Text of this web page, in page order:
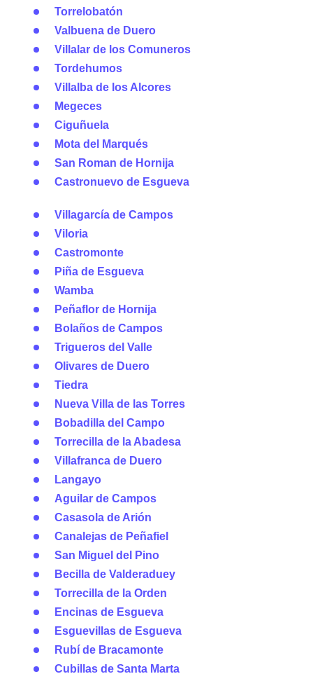
Torrelobatón
Valbuena de Duero
Villalar de los Comuneros
Tordehumos
Villalba de los Alcores
Megeces
Ciguñuela
Mota del Marqués
San Roman de Hornija
Castronuevo de Esgueva
Villagarcía de Campos
Viloria
Castromonte
Piña de Esgueva
Wamba
Peñaflor de Hornija
Bolaños de Campos
Trigueros del Valle
Olivares de Duero
Tiedra
Nueva Villa de las Torres
Bobadilla del Campo
Torrecilla de la Abadesa
Villafranca de Duero
Langayo
Aguilar de Campos
Casasola de Arión
Canalejas de Peñafiel
San Miguel del Pino
Becilla de Valderaduey
Torrecilla de la Orden
Encinas de Esgueva
Esguevillas de Esgueva
Rubí de Bracamonte
Cubillas de Santa Marta